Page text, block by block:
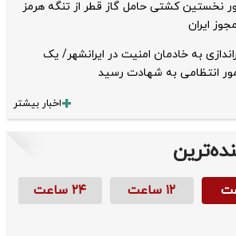
نخستین کشتی حامل گاز قطر از تنگه هرمز
ایران
به خادمان امنیت در ایرانشهر/ یک
انتظامی به شهادت رسید
اخبار بیشتر
۱۲ ساعت ۲۴ ساعت